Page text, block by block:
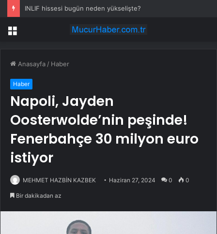
INLIF hissesi bugün neden yükselişte?
Menü
Anasayfa / Haber
Haber
Napoli, Jayden
Oosterwolde’nin peşinde!
Fenerbahçe 30 milyon euro
istiyor
MEHMET HAZBİN KAZBEK Haziran 27, 2024 0 0
Bir dakikadan az